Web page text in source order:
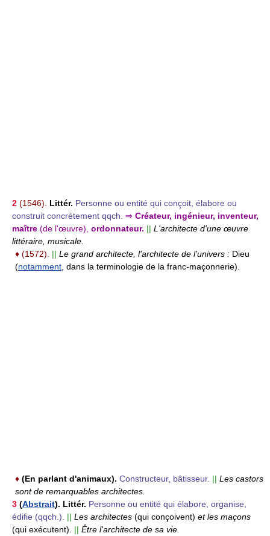
2 (1546). Littér. Personne ou entité qui conçoit, élabore ou
construit concrètement qqch. ⇒ Créateur, ingénieur, inventeur,
maître (de l'œuvre), ordonnateur. || L'architecte d'une œuvre
littéraire, musicale.
♦ (1572). || Le grand architecte, l'architecte de l'univers : Dieu
(notamment , dans la terminologie de la franc-maçonnerie).
♦ (En parlant d'animaux). Constructeur, bâtisseur. || Les castors
sont de remarquables architectes.
3 (Abstrait). Littér. Personne ou entité qui élabore, organise,
édifie (qqch.).
|| Les architectes (qui conçoivent) et les maçons
(qui exécutent).
|| Être l'architecte de sa vie.